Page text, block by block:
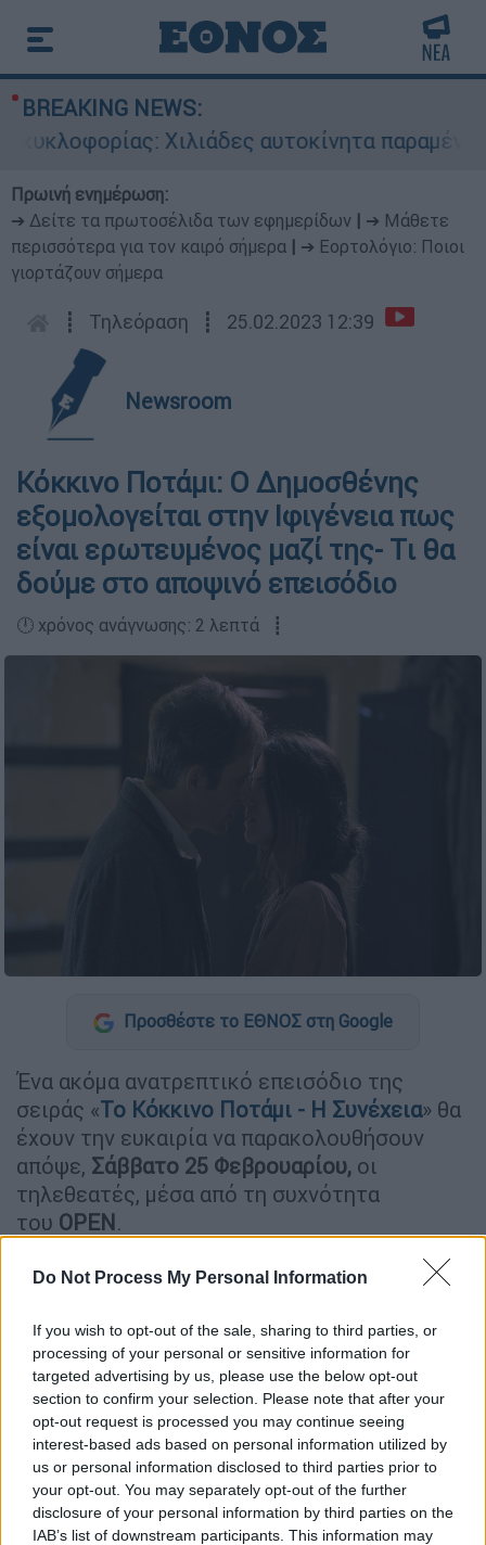
Do Not Process My Personal Information
If you wish to opt-out of the sale, sharing to third parties, or
processing of your personal or sensitive information for
targeted advertising by us, please use the below opt-out
section to confirm your selection. Please note that after your
opt-out request is processed you may continue seeing
interest-based ads based on personal information utilized by
us or personal information disclosed to third parties prior to
your opt-out. You may separately opt-out of the further
disclosure of your personal information by third parties on the
IAB’s list of downstream participants. This information may
BREAKING NEWS:
Χιλιάδες αυτοκίνητα παραμένουν
Πρωινή ενημέρωση:
➔ Δείτε τα πρωτοσέλιδα των εφημερίδων
➔ Μάθετε
περισσότερα για τον καιρό σήμερα
➔ Εορτολόγιο: Ποιοι
γιορτάζουν σήμερα
┋ Τηλεόραση ┋ 25.02.2023 12:39
Newsroom
Κόκκινο Ποτάμι: Ο Δημοσθένης
εξομολογείται στην Ιφιγένεια πως
είναι ερωτευμένος μαζί της- Tι θα
δούμε στο αποψινό επεισόδιο
🕛 χρόνος ανάγνωσης: 2 λεπτά ┋
Προσθέστε το ΕΘΝΟΣ στη Google
Ένα ακόμα ανατρεπτικό επεισόδιο της
σειράς «Το Κόκκινο Ποτάμι - Η Συνέχεια» θα
έχουν την ευκαιρία να παρακολουθήσουν
απόψε, Σάββατο 25 Φεβρουαρίου, οι
τηλεθεατές, μέσα από τη συχνότητα
του OPEN.
Ο Ανδρέας προσφέρεται να βοηθήσει τον
Νικολαΐδη να πάνε στην Τραπεζούντα και να
ψάξουν για την Ιφιγένεια, που είναι
αιχμάλωτη του Μουτασερίφη. Μετά την
κηδεία του Παντελή η ομάδα των δικών μας
βγαίνει από το Λοιμοκαθαρτήριο, για να
ξεκινήσουν την καινούργια ζωή. Πηγαίνουν
στην επιτροπεία να πάρουν έγγραφα και
οδηγίες και ξεκινούν για ένα χωριό κοντά
στο Λαγκαδά.